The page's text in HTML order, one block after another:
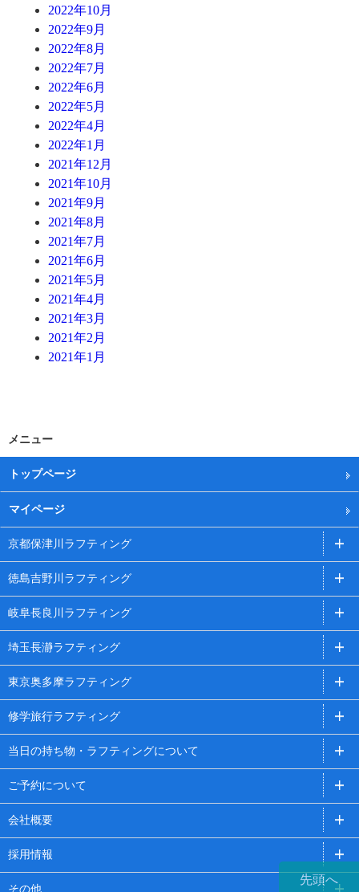
2022年10月
2022年9月
2022年8月
2022年7月
2022年6月
2022年5月
2022年4月
2022年1月
2021年12月
2021年10月
2021年9月
2021年8月
2021年7月
2021年6月
2021年5月
2021年4月
2021年3月
2021年2月
2021年1月
先頭へ
メニュー
トップページ
マイページ
京都保津川ラフティング
徳島吉野川ラフティング
岐阜長良川ラフティング
埼玉長瀞ラフティング
東京奥多摩ラフティング
修学旅行ラフティング
当日の持ち物・ラフティングについて
ご予約について
会社概要
採用情報
その他